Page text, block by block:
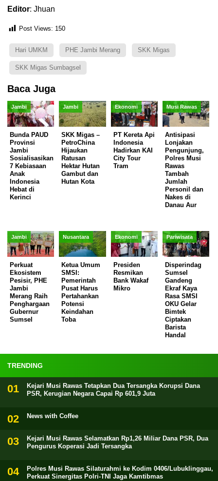
Editor: Jhuan
Post Views: 150
Hari UMKM PHE Jambi Merang SKK Migas
SKK Migas Sumbagsel
Baca Juga
Jambi
Bunda PAUD
Provinsi
Jambi
Sosialisasikan
7 Kebiasaan
Anak
Indonesia
Hebat di
Kerinci
Jambi
SKK Migas –
PetroChina
Hijaukan
Ratusan
Hektar Hutan
Gambut dan
Hutan Kota
Ekonomi
PT Kereta Api
Indonesia
Hadirkan KAI
City Tour
Tram
Musi Rawas
Antisipasi
Lonjakan
Pengunjung,
Polres Musi
Rawas
Tambah
Jumlah
Personil dan
Nakes di
Danau Aur
Jambi
Perkuat
Ekosistem
Pesisir, PHE
Jambi
Merang Raih
Penghargaan
Gubernur
Sumsel
Nusantara
Ketua Umum
SMSI:
Pemerintah
Pusat Harus
Pertahankan
Potensi
Keindahan
Toba
Ekonomi
Presiden
Resmikan
Bank Wakaf
Mikro
Pariwisata
Disperindag
Sumsel
Gandeng
Ekraf Kaya
Rasa SMSI
OKU Gelar
Bimtek
Ciptakan
Barista
Handal
TRENDING
Kejari Musi Rawas Tetapkan Dua Tersangka Korupsi Dana
PSR, Kerugian Negara Capai Rp 601,9 Juta
News with Coffee
Kejari Musi Rawas Selamatkan Rp1,26 Miliar Dana PSR, Dua
Pengurus Koperasi Jadi Tersangka
Polres Musi Rawas Silaturahmi ke Kodim 0406/Lubuklinggau,
Perkuat Sinergitas Polri-TNI Jaga Kamtibmas